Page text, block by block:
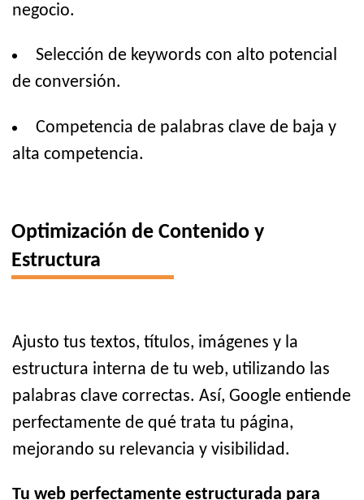
negocio.
Selección de keywords con alto potencial
de conversión.
Competencia de palabras clave de baja y
alta competencia.
Optimización de Contenido y
Estructura
Ajusto tus textos, títulos, imágenes y la
estructura interna de tu web, utilizando las
palabras clave correctas. Así, Google entiende
perfectamente de qué trata tu página,
mejorando su relevancia y visibilidad.
Tu web perfectamente estructurada para